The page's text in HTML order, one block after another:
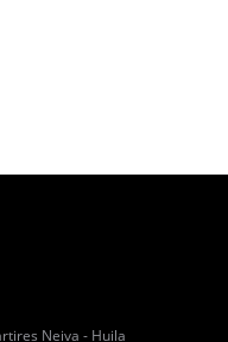
Neiva - Huila